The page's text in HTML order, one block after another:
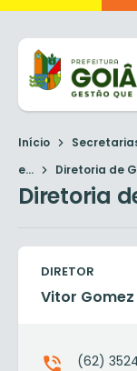
Início
e...
Diretoria de
Diretoria
DIRETOR
Vitor
(62)